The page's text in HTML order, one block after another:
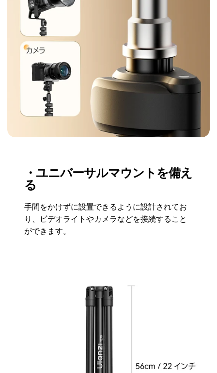
・ユニバーサルマウントを備え
る
手間をかけずに設置できるように設計されてお
り、ビデオライトやカメラなどを接続すること
ができます。